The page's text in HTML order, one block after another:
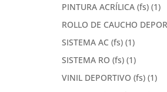
PINTURA ACRÍLICA (fs) (1)
ROLLO DE CAUCHO
SISTEMA AC (fs) (1)
SISTEMA RO (fs) (1)
VINIL DEPORTIVO (fs) (1)